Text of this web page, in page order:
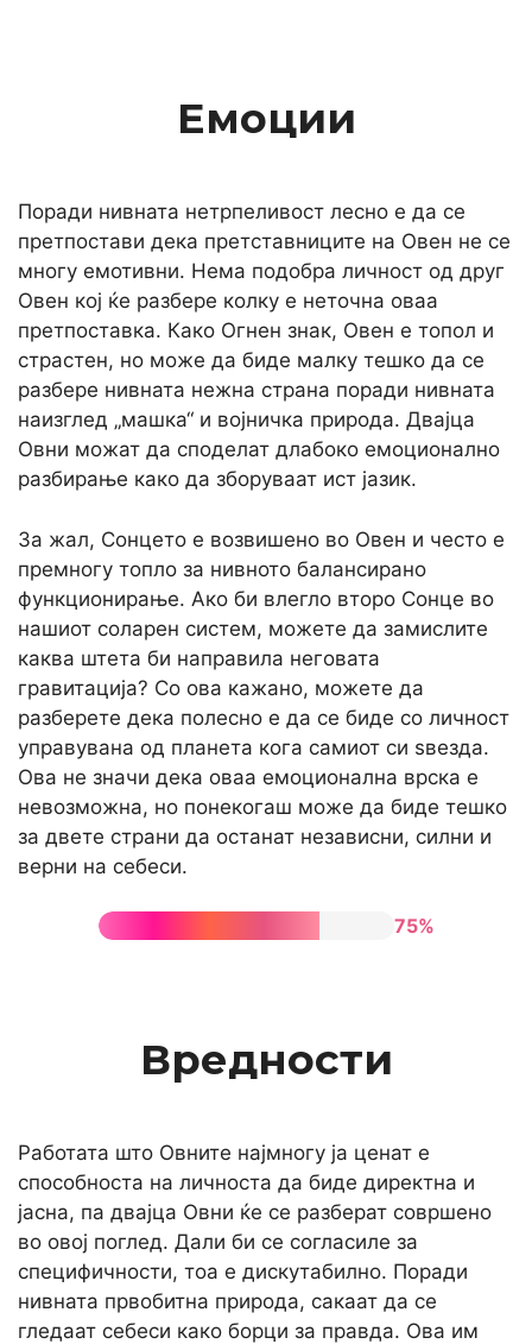
Емоции
Поради нивната нетрпеливост лесно е да се
претпостави дека претставниците на Овен не се
многу емотивни. Нема подобра личност од друг
Овен кој ќе разбере колку е неточна оваа
претпоставка. Како Огнен знак, Овен е топол и
страстен, но може да биде малку тешко да се
разбере нивната нежна страна поради нивната
наизглед „машка“ и војничка природа. Двајца
Овни можат да споделат длабоко емоционално
разбирање како да зборуваат ист јазик.
За жал, Сонцето е возвишено во Овен и често е
премногу топло за нивното балансирано
функционирање. Ако би влегло второ Сонце во
нашиот соларен систем, можете да замислите
каква штета би направила неговата
гравитација? Со ова кажано, можете да
разберете дека полесно е да се биде со личност
управувана од планета кога самиот си ѕвезда.
Ова не значи дека оваа емоционална врска е
невозможна, но понекогаш може да биде тешко
за двете страни да останат независни, силни и
верни на себеси.
75%
Вредности
Работата што Овните најмногу ја ценат е
способноста на личноста да биде директна и
јасна, па двајца Овни ќе се разберат совршено
во овој поглед. Дали би се согласиле за
специфичности, тоа е дискутабилно. Поради
нивната првобитна природа, сакаат да се
гледаат себеси како борци за правда. Ова им